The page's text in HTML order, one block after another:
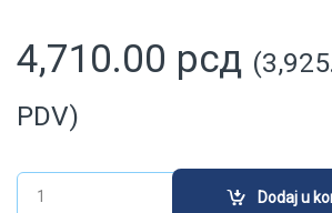
4,710.00 рсд (
PDV)
Blok FABRIANO WATERCOLOR HP
Dodaj u